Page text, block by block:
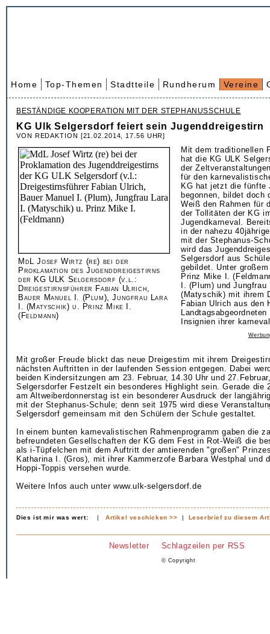
Home Top-Themen Stadtteile Rundherum Vereine
BESTÄNDIGE KOOPERATION MIT DER STEPHANUSSCHULE
KG Ulk Selgersdorf feiert sein Jugenddreigestirn
VON REDAKTION [21.02.2014, 17.56 UHR]
MdL Josef Wirtz (re) bei der
Proklamation des Jugenddreigestirns
der KG ULK Selgersdorf (v.l.:
Dreigestirnsführer Fabian Ulrich,
Bauer Manuel I. (Plum), Jungfrau Lara
I. (Matyschik) u. Prinz Mike I.
(Feldmann)
Mit dem traditionellen
hat die KG ULK
der
für den
KG hat jetzt die fünfte
begonnen, bildet doch
Weiß den Rahmen für
der Tollitäten der KG
Jugendkarneval.
in der nahezu
mit der Stephanus-
wird das
Selgersdorf aus
gebildet. Unter
Prinz Mike I.
I. (Plum) und Jungfrau
(Matyschik) mit ihrem
Fabian Ulrich aus den
Insignien ihrer
Mit großer Freude blickt das neue Dreigestirn mit ihrem
nächsten Auftritten in der laufenden Session entgegen. Dabei
beiden Kindersitzungen am 23. Februar, 14.30 Uhr und
Selgersdorfer Festzelt ein besonderes Highlight sein. Gerade die
am Altweiberdonnerstag ist ein besonderer Ausdruck der
mit der Stephanus-Schule; denn seit 1975 wird diese
Selgersdorf gemeinsam mit den Schülern der Schule gestaltet.
In einem bunten karnevalistischen Rahmenprogramm gaben die
befreundeten Gesellschaften der KG dem Fest in Rot-Weiß die
als i-Tüpfelchen mit dem Auftritt der amtierenden "großen"
Katharina I. (Gros), mit ihrer Kammerzofe Barbara Westphal und
Hoppi-Toppis versehen wurde.
Weitere Infos auch unter www.ulk-selgersdorf.de
Dies ist mir was wert: |Artikel veschicken >> | Leserbrief zu diesem
Newsletter Schlagzeilen per RSS
© Copyright